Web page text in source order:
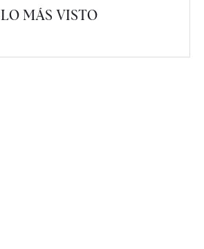
LO MÁS VISTO